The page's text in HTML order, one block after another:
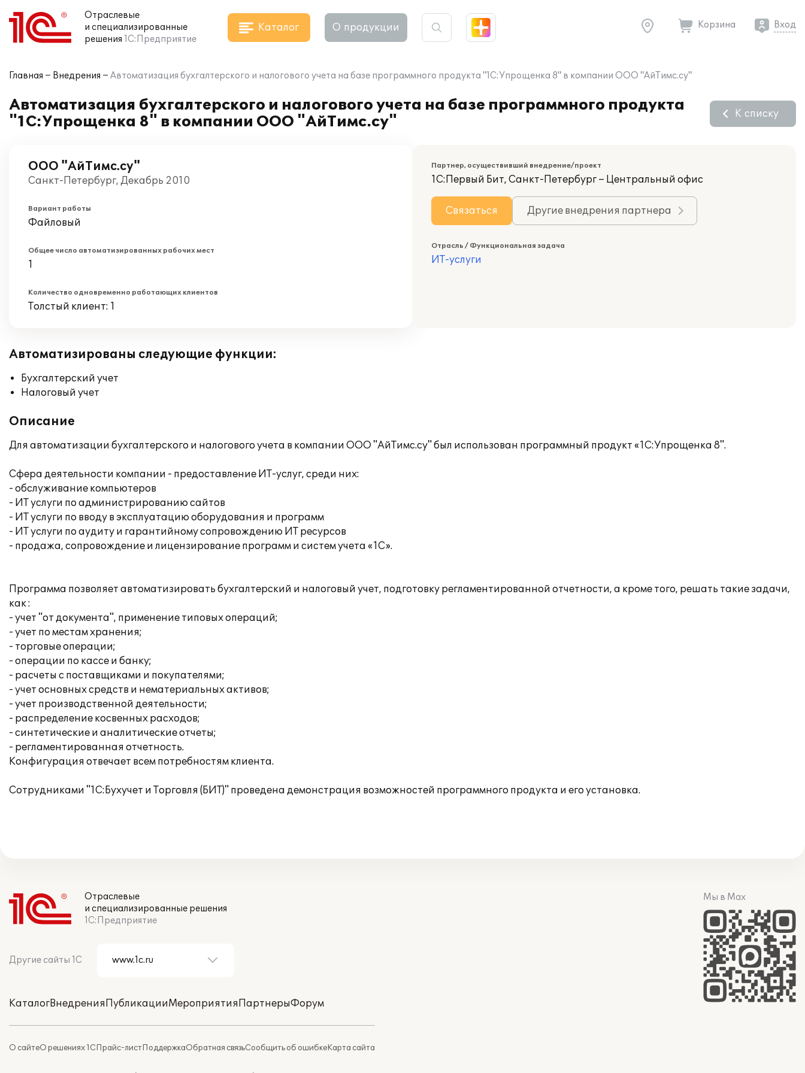
Отраслевые
и специализированные
решения 1С:Предприятие
Каталог О продукции Корзина Вход
Главная Внедрения Автоматизация бухгалтерского и налогового учета на базе программного продукта "1С:Упрощенка 8" в компании ООО "АйТимс.су"
Автоматизация бухгалтерского и налогового учета на базе программного продукта
"1С:Упрощенка 8" в компании ООО "АйТимс.су"
К списку
ООО "АйТимс.су"
Санкт-Петербург, Декабрь 2010
Вариант работы
Файловый
Общее число автоматизированных рабочих мест
1
Количество одновременно работающих клиентов
Толстый клиент: 1
Партнер, осуществивший внедрение/проект
1С:Первый Бит, Санкт-Петербург – Центральный офис
Связаться Другие внедрения партнера
Отрасль / Функциональная задача
ИТ-услуги
Автоматизированы следующие функции:
Бухгалтерский учет
Налоговый учет
Описание
Для автоматизации бухгалтерского и налогового учета в компании ООО "АйТимс.су" был использован программный продукт «1С:Упрощенка 8".
Сфера деятельности компании - предоставление ИТ-услуг, среди них:
- обслуживание компьютеров
- ИТ услуги по администрированию сайтов
- ИТ услуги по вводу в эксплуатацию оборудования и программ
- ИТ услуги по аудиту и гарантийному сопровождению ИТ ресурсов
- продажа, сопровождение и лицензирование программ и систем учета «1С».
Программа позволяет автоматизировать бухгалтерский и налоговый учет, подготовку регламентированной отчетности, а кроме того, решать такие задачи,
как :
- учет "от документа", применение типовых операций;
- учет по местам хранения;
- торговые операции;
- операции по кассе и банку;
- расчеты с поставщиками и покупателями;
- учет основных средств и нематериальных активов;
- учет производственной деятельности;
- распределение косвенных расходов;
- синтетические и аналитические отчеты;
- регламентированная отчетность.
Конфигурация отвечает всем потребностям клиента.
Сотрудниками "1С:Бухучет и Торговля (БИТ)" проведена демонстрация возможностей программного продукта и его установка.
Отраслевые
и специализированные решения
1С:Предприятие
Другие сайты 1С
КаталогВнедренияПубликацииМероприятияПартнерыФорум
О сайтеО решениях 1СПрайс-листПоддержкаОбратная связьСообщить об ошибкеКарта сайта
Мы в Max